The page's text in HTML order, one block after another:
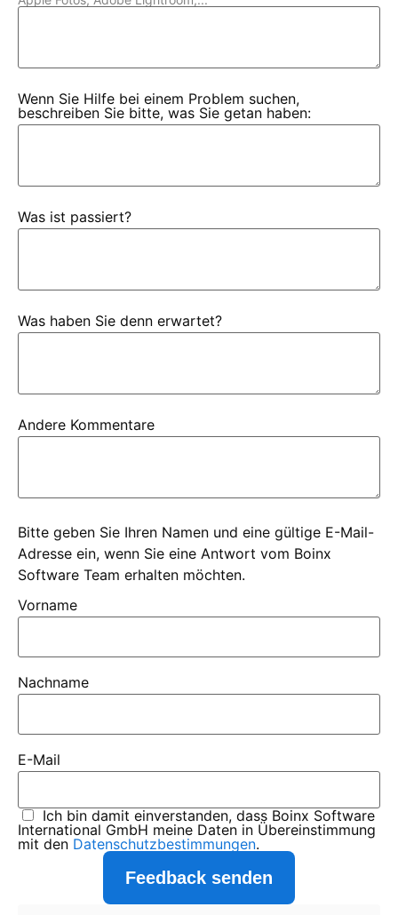
Wenn Sie Hilfe bei einem Problem suchen,
beschreiben Sie bitte, was Sie getan haben:
Was ist passiert?
Was haben Sie denn erwartet?
Andere Kommentare
Bitte geben Sie Ihren Namen und eine gültige E-Mail-
Adresse ein, wenn Sie eine Antwort vom Boinx
Software Team erhalten möchten.
Vorname
Nachname
E-Mail
Ich bin damit einverstanden, dass Boinx Software
International GmbH meine Daten in Übereinstimmung
mit den Datenschutzbestimmungen.
Feedback senden